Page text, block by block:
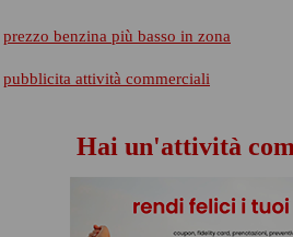
prezzo benzina più basso in zona
pubblicita attività commerciali
Hai un'attività